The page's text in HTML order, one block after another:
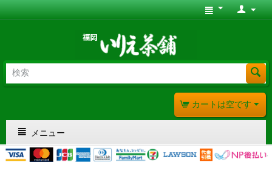
カートは空です
メニュー